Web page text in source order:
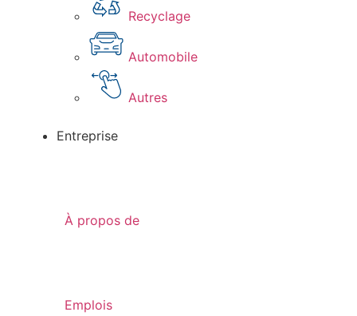
Recyclage
Automobile
Autres
Entreprise
À propos de
Emplois